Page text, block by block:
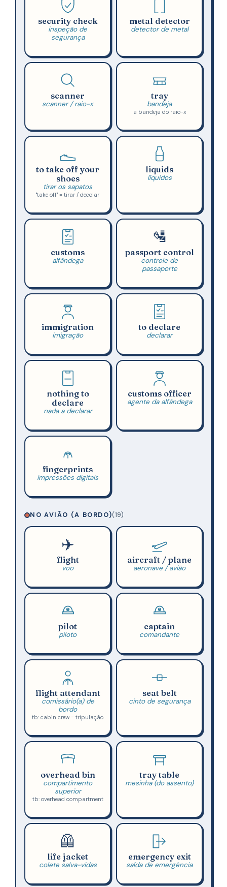
security check
inspeção de
segurança
metal detector
detector de metal
scanner
scanner / raio-x
tray
bandeja
a bandeja do raio-x
to take off your
shoes
tirar os sapatos
"take off" = tirar / decolar
liquids
líquidos
customs
alfândega
🛂
passport control
controle de
passaporte
immigration
imigração
to declare
declarar
nothing to
declare
nada a declarar
customs officer
agente da alfândega
fingerprints
impressões digitais
NO AVIÃO (A BORDO)(19)
✈️
flight
voo
aircraft / plane
aeronave / avião
pilot
piloto
captain
comandante
flight attendant
comissário(a) de
bordo
tb: cabin crew = tripulação
seat belt
cinto de segurança
overhead bin
compartimento
superior
tb: overhead compartment
tray table
mesinha (do assento)
🦺
life jacket
colete salva-vidas
emergency exit
saída de emergência